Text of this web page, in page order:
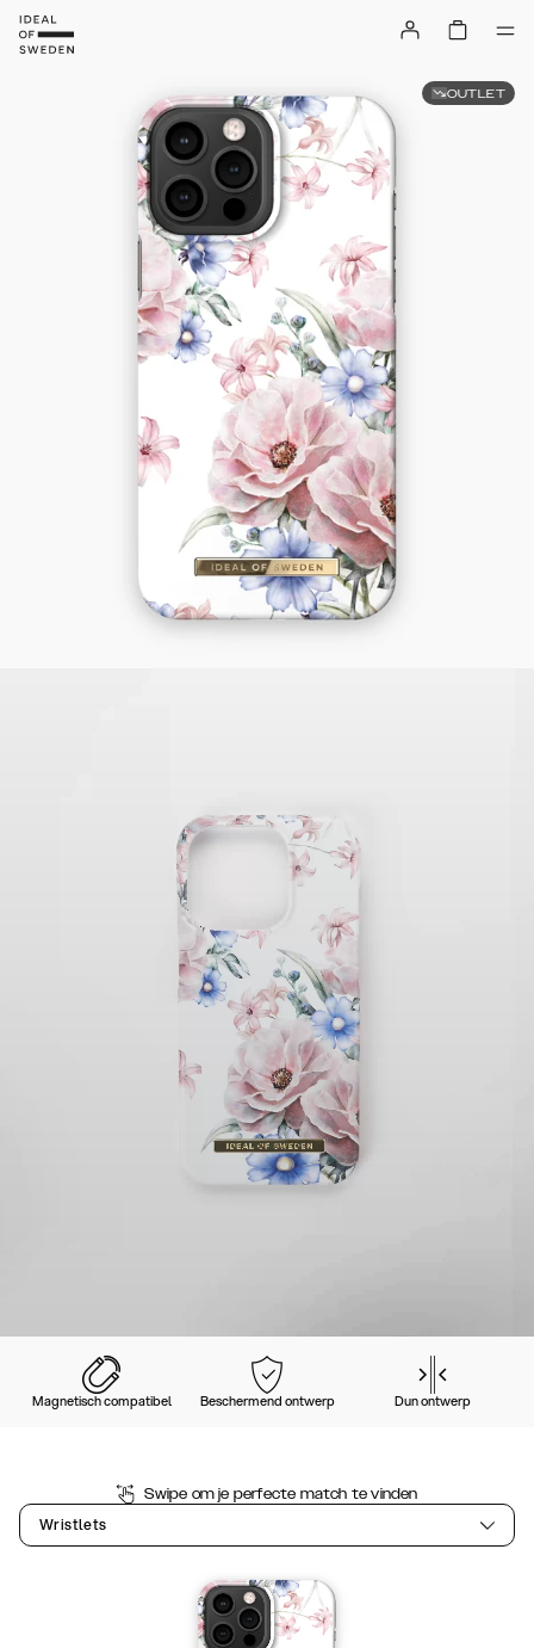
Magnetisch compatibel Beschermend ontwerp Dun ontwerp
Swipe om je perfecte match te vinden
Wristlets
OUTLET